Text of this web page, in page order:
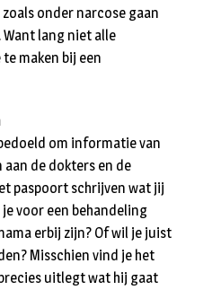
zoals onder narcose gaan
lang niet alle
maken bij een
om informatie van
de dokters en de
paspoort schrijven wat jij
voor een behandeling
erbij zijn? Of wil je juist
Misschien vind je het
uitlegt wat hij gaat